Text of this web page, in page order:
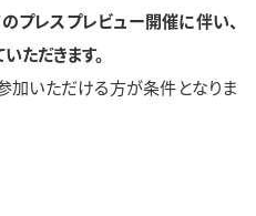
プレスプレビュー開催に伴い、
ただきます。
いただける方が条件となりま